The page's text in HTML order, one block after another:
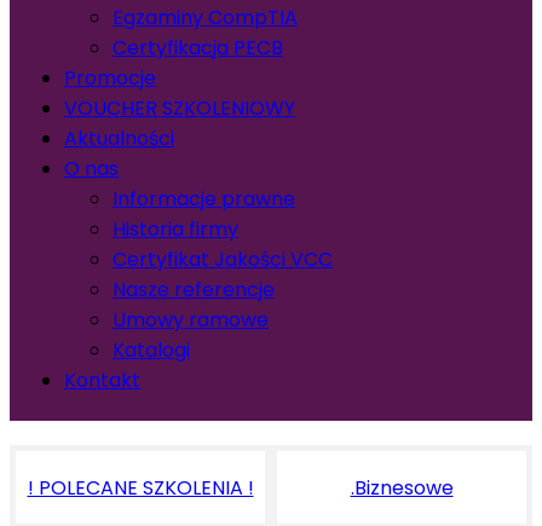
Egzaminy CompTIA
Certyfikacja PECB
Promocje
VOUCHER SZKOLENIOWY
Aktualności
O nas
Informacje prawne
Historia firmy
Certyfikat Jakości VCC
Nasze referencje
Umowy ramowe
Katalogi
Kontakt
! POLECANE SZKOLENIA ! .Biznesowe